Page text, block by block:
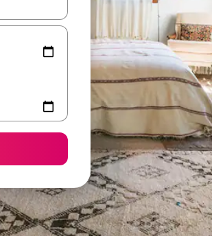
les flèches vers le haut et vers le bas pour